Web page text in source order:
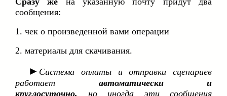
сообщения:
1. чек о произведенной вами операции
2. материалы для скачивания.
► Система оплаты и отправки сценариев
работает автоматически и
круглосуточно, но иногда эти сообщения